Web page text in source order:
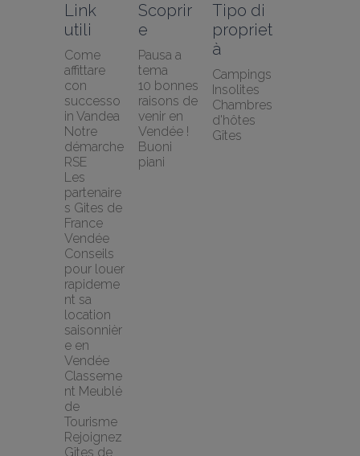
Link
utili
Come
affittare
con
successo
in Vandea
Notre
démarche
RSE
Les
partenaire
s Gites de
France
Vendée
Conseils
pour louer
rapideme
nt sa
location
saisonnièr
e en
Vendée
Classeme
nt Meublé
de
Tourisme
Rejoignez
Gîtes de
Scoprir
e
Pausa a
tema
10 bonnes
raisons de
venir en
Vendée !
Buoni
piani
Tipo di
propriet
à
Campings
Insolites
Chambres
d'hôtes
Gîtes